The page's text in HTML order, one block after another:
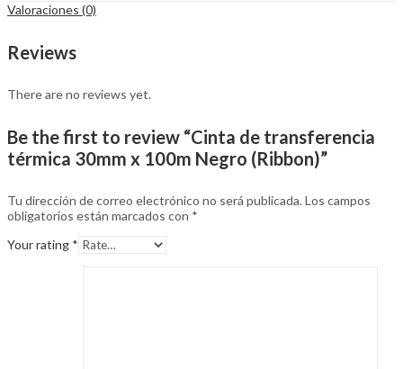
Valoraciones (0)
Reviews
There are no reviews yet.
Be the first to review “Cinta de transferencia
térmica 30mm x 100m Negro (Ribbon)”
Tu dirección de correo electrónico no será publicada.Los campos
obligatorios están marcados con *
Your rating *